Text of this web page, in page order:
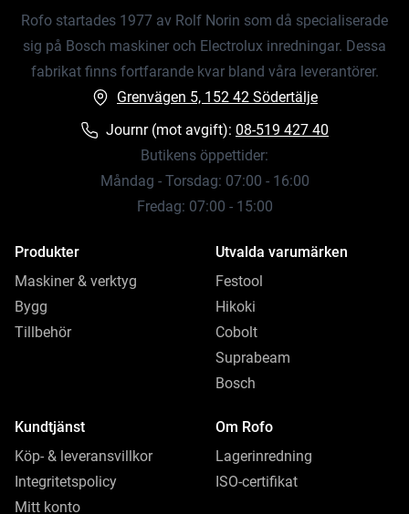
Rofo startades 1977 av Rolf Norin som då specialiserade
sig på Bosch maskiner och Electrolux inredningar. Dessa
fabrikat finns fortfarande kvar bland våra leverantörer.
Grenvägen 5, 152 42 Södertälje
Journr (mot avgift): 08-519 427 40
Butikens öppettider:
Måndag - Torsdag: 07:00 - 16:00
Fredag: 07:00 - 15:00
Produkter
Maskiner & verktyg
Bygg
Tillbehör
Utvalda varumärken
Festool
Hikoki
Cobolt
Suprabeam
Bosch
Kundtjänst
Köp- & leveransvillkor
Integritetspolicy
Mitt konto
Om Rofo
Lagerinredning
ISO-certifikat